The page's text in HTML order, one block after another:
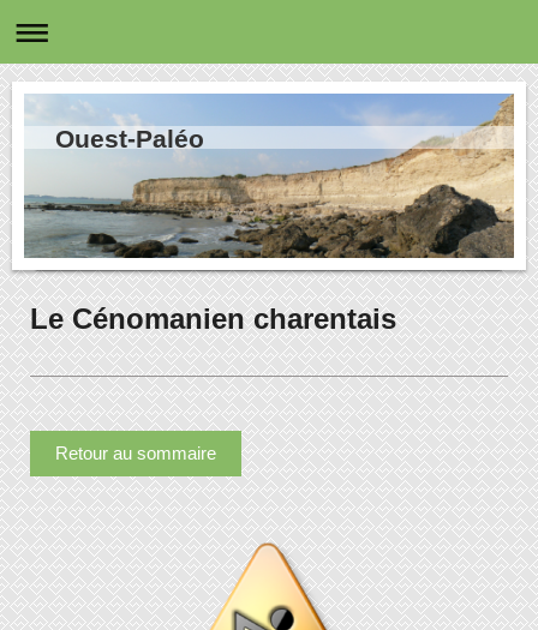
Ouest-Paléo
Le Cénomanien charentais
Retour au sommaire